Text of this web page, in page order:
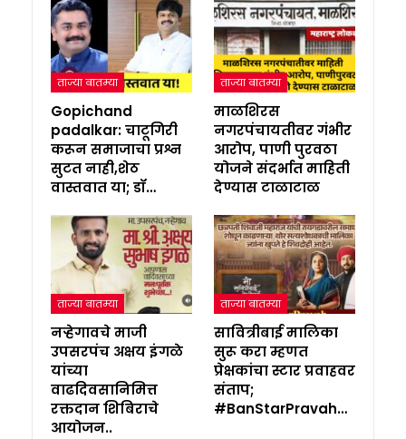
ताज्या बातम्या
Gopichand
padalkar: चाटूगिरी
करून समाजाचा प्रश्न
सुटत नाही,शेठ
वास्तवात या; डॉ…
ताज्या बातम्या
माळशिरस
नगरपंचायतीवर गंभीर
आरोप, पाणी पुरवठा
योजने संदर्भात माहिती
देण्यास टाळाटाळ
ताज्या बातम्या
नऱ्हेगावचे माजी
उपसरपंच अक्षय इंगळे
यांच्या
वाढदिवसानिमित्त
रक्तदान शिबिराचे
आयोजन..
ताज्या बातम्या
सावित्रीबाई मालिका
सुरू करा म्हणत
प्रेक्षकांचा स्टार प्रवाहवर
संताप;
#BanStarPravah…